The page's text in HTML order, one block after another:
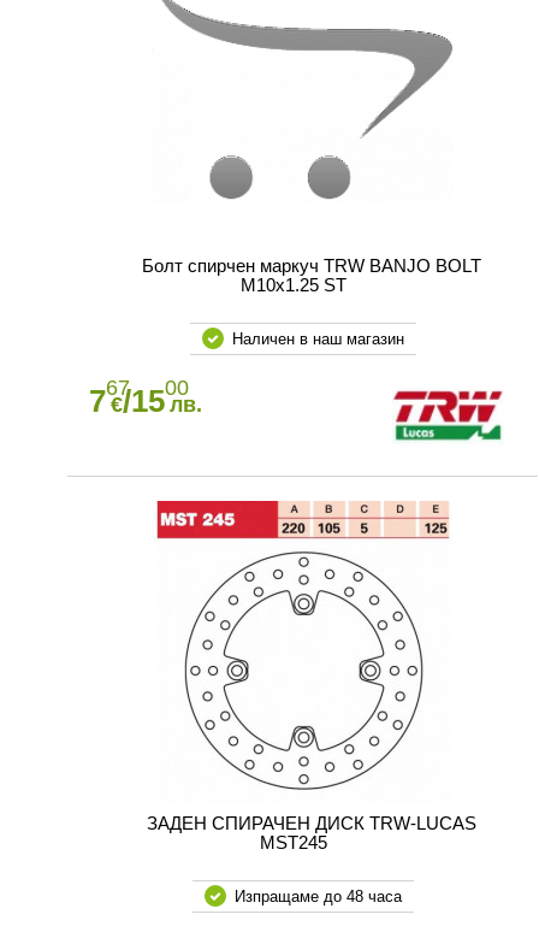
Болт спирчен маркуч TRW BANJO BOLT
M10x1.25 ST
Наличен в наш магазин
767
€/1500
лв.
ЗАДЕН СПИРАЧЕН ДИСК TRW-LUCAS
MST245
Изпращаме до 48 часа